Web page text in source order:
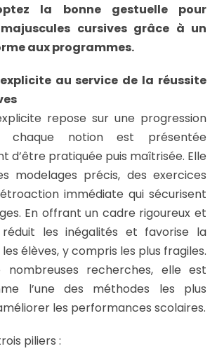
la bonne gestuelle pour
cursives grâce à un
aux programmes.
au service de la réussite
repose sur une progression
chaque notion est présentée
d’être pratiquée puis maîtrisée. Elle
modelages précis, des exercices
immédiate qui sécurisent
En offrant un cadre rigoureux et
réduit les inégalités et favorise la
élèves, y compris les plus fragiles.
recherches, elle est
l’une des méthodes les plus
les performances scolaires.
piliers :